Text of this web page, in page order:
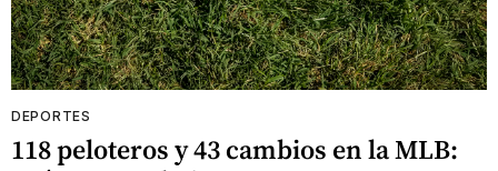
DEPORTES
118 peloteros y 43 cambios en la MLB: